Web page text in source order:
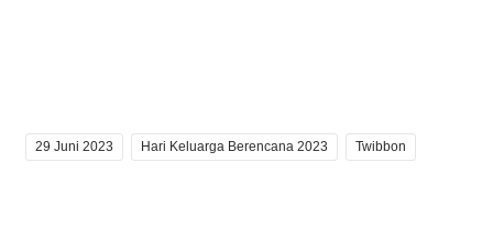
29 Juni 2023 Hari Keluarga Berencana 2023 Twibbon